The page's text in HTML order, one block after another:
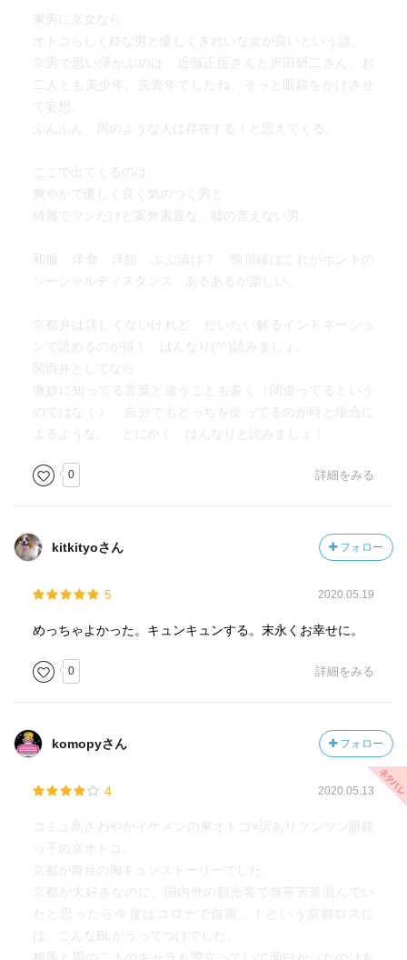
東男に京女なら
オトコらしく粋な男と優しくきれいな女が良いという諺。
京男で思い浮かぶのは 近藤正臣さんと沢田研二さん。お
二人とも美少年、美青年でしたね。そっと眼鏡をかけさせ
て妄想。
ふんふん 周のような人は存在する！と思えてくる。
ここで出てくるのは
爽やかで優しく良く気のつく男と
綺麗でツンだけど案外素直な…嘘の言えない男。
和服 洋食 洋館 ぶぶ漬け？ 鴨川縁はこれがホントの
ソーシャルディスタンス あるあるが楽しい。
京都弁は詳しくないけれど だいたい解るイントネーショ
ンで読めるのが得！ はんなり(^^)読みましょ。
関西弁としてなら
微妙に知ってる言葉と違うことも多く（間違ってるという
のではなく） 自分でもどっちを使ってるのか時と場合に
よるような。 とにかく はんなりと読みましょ！
0 詳細をみる
kitkityoさん フォロー
5 2020.05.19
めっちゃよかった。キュンキュンする。末永くお幸せに。
0 詳細をみる
komopyさん フォロー
4 2020.05.13
コミュ高さわやかイケメンの東オトコ×訳ありツンツン眼鏡
っ子の京オトコ。
京都が舞台の胸キュンストーリーでした。
京都が大好きなのに、国内外の観光客で無茶苦茶混んでい
たと思ったら今度はコロナで自粛…！という京都ロスに
は、こんなBLがうってつけでした。